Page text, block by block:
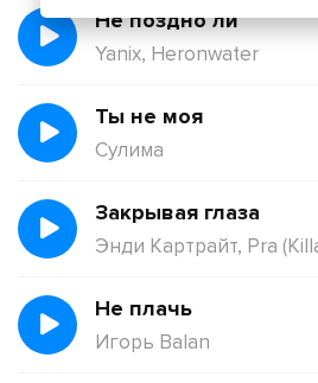
Не поздно ли
Yanix, Heronwater
Ты не моя
Сулима
Закрывая глаза
Энди Картрайт, Pra
Не плачь
Игорь Balan